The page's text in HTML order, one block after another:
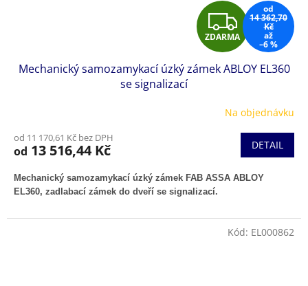
Z
D
A
R
M
A
ZDARMA
od
14 362,70
Kč
až
–6 %
Mechanický samozamykací úzký zámek ABLOY EL360
se signalizací
Na objednávku
od 11 170,61 Kč bez DPH
od 13 516,44 Kč DETAIL
Mechanický samozamykací úzký zámek FAB ASSA ABLOY
EL360, zadlabací zámek do dveří se signalizací.
Kód: EL000862